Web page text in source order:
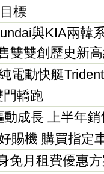
標
與KIA兩韓
雙雙創歷史新
電動快艇
門轎跑
成長 上半年
賜機 購買指定
免月租費優惠